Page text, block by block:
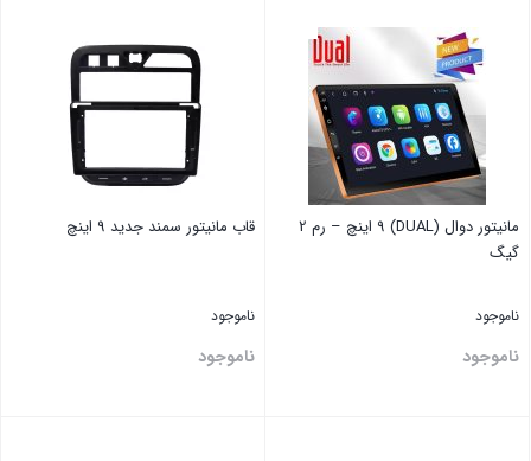
مانیتور دوال (DUAL) 9 اینچ – رم 2
گیگ
ناموجود
ناموجود
قاب مانیتور ‏سمند ‏جدید 9 اینچ
ناموجود
ناموجود